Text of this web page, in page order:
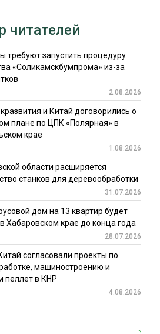
читателей
требуют запустить процедуру
«Соликамскбумпрома» из-за
2.08.2026
и Китай договорились о
плане по ЦПК «Полярная» в
крае
1.08.2026
области расширяется
станков для деревообработки
31.07.2026
дом на 13 квартир будет
Хабаровском крае до конца года
28.07.2026
согласовали проекты по
машиностроению и
пеллет в КНР
4.08.2026